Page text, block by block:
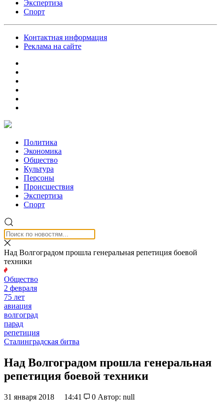
Экспертиза
Спорт
Контактная информация
Реклама на сайте
Политика
Экономика
Общество
Культура
Персоны
Происшествия
Экспертиза
Спорт
Над Волгоградом прошла генеральная репетиция боевой
техники
Общество
2 февраля
75 лет
авиация
волгоград
парад
репетиция
Сталинградская битва
Над Волгоградом прошла генеральная
репетиция боевой техники
31 января 2018 14:41 0 Автор: null